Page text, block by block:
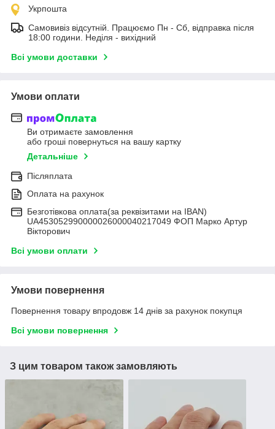
Укрпошта
Самовивіз відсутній. Працюємо Пн - Сб, відправка після
18:00 години. Неділя - вихідний
Всі умови доставки
Умови оплати
Ви отримаєте замовлення
або гроші повернуться на вашу картку
Детальніше
Післяплата
Оплата на рахунок
Безготівкова оплата(за реквізитами на IBAN)
UA453052990000026000040217049 ФОП Марко Артур
Вікторович
Всі умови оплати
Умови повернення
Повернення товару впродовж 14 днів за рахунок покупця
Всі умови повернення
З цим товаром також замовляють